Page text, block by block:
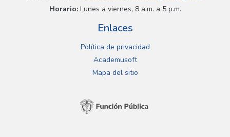
Horario:Lunes a viernes, 8 a.m. a 5 p.m.
Enlaces
Política de privacidad
Academusoft
Mapa del sitio